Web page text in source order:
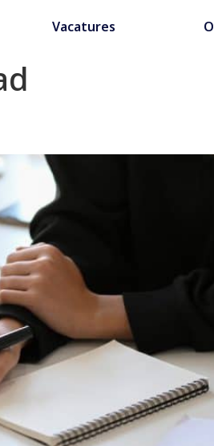
Vacatures